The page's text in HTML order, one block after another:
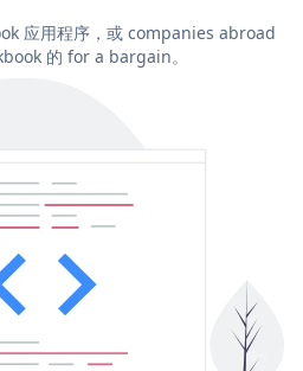
应用程序，或 companies abroad
的 for a bargain。